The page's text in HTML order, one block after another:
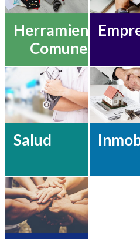
Herramientas
Comunes
Salud